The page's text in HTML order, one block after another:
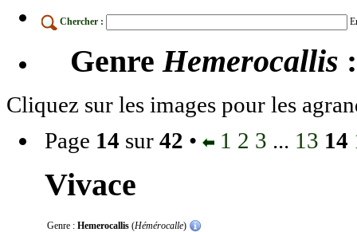
Chercher :
Genre Hemerocallis
Cliquez sur les images pour les
Page 14 sur 42 • 1 2 3 ... 13 14
Vivace
Genre : Hemerocallis (Hémérocalle)